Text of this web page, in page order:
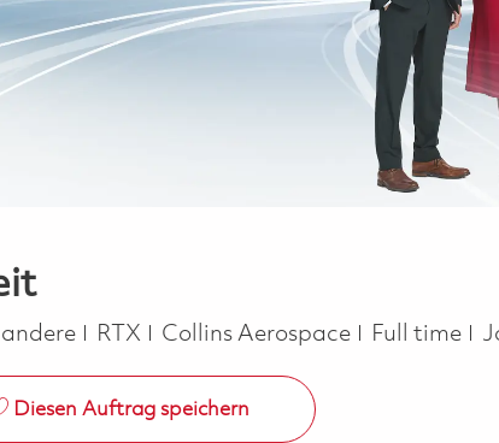
Kategorie
andere RTX Collins Aerospace Job Type
Full time
Diesen Auftrag speichern